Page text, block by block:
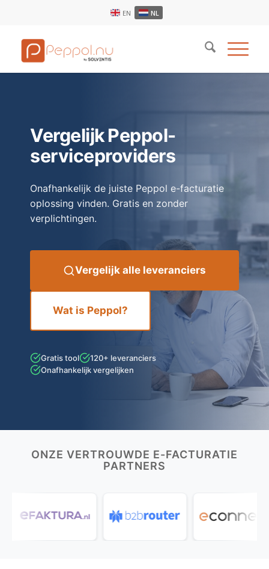
EN NL
Vergelijk Peppol-
serviceproviders
Onafhankelijk de juiste Peppol e-facturatie
oplossing vinden. Gratis en zonder
verplichtingen.
Vergelijk alle leveranciers
Wat is Peppol?
Gratis tool
120+ leveranciers
Onafhankelijk vergelijken
ONZE VERTROUWDE E-FACTURATIE
PARTNERS